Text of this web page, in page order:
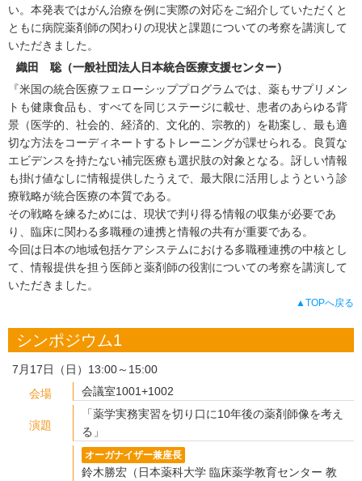
い。本発表ではがん治療を例に実際の対応をご紹介していただくと
ともに病院薬剤師の関わりの現状と課題についての考察を講演して
いただきました。
織田 聡（一般社団法人日本統合医療支援センター）
『米国の統合医療フェローシッププログラムでは、薬もサプリメン
トも健康食品も、すべてを同じステージに載せ、患者のあらゆる背
景（医学的、社会的、経済的、文化的、宗教的）を勘案し、最も適
切な方法をコーディネートするトレーニングが課せられる。良質な
エビデンスを持たない補完医療も選択肢の対象となる。訝しい情報
も掛け値なしに情報提供したうえで、最大限に活用しようという診
療戦略が統合医療の本質である。
その戦略を練るためには、現状で判り得る情報の収集が必要であ
り、臨床に関わる多職種の連携と情報の共有が重要である。
今回は日本の地域包括ケアシステムにおける多職種連携の中核とし
て、情報提供を担う医師と薬剤師の役割についての考察を講演して
いただきました。
▲TOPへ戻る
シンポジウム1
7月17日（日）13:00～15:00
会場
会議室1001+1002
演題
「薬学実務実習を切り口に10年後の薬剤師像を考え
る」
オーガナイザー兼座長
鈴木勝宏（日本薬科大学 臨床薬学教育センター 教